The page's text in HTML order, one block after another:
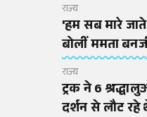
राज्य
'हम सब मारे
बोलीं ममता
राज्य
ट्रक ने 6
दर्शन से लौट रहे